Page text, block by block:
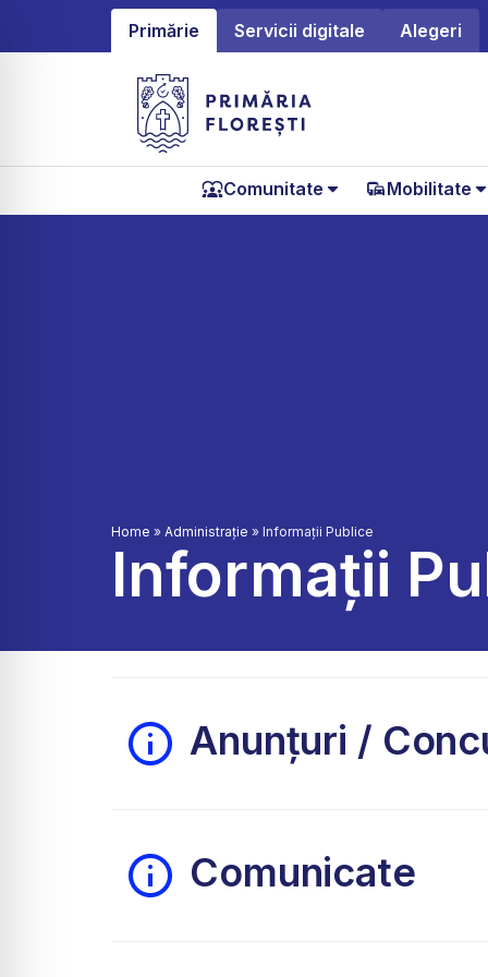
Primărie Servicii digitale Alegeri
Comunitate Mobilitate
Home » Administrație » Informații Publice
Informații
Anunțuri /
Comunicate